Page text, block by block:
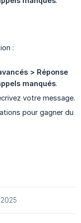
:
> Réponse
manqués.
votre message.
pour gagner du